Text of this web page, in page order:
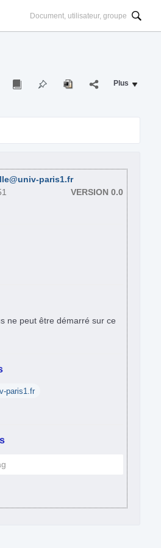
Plus
paris1.fr
VERSION 0.0
ne peut être démarré sur ce
paris1.fr